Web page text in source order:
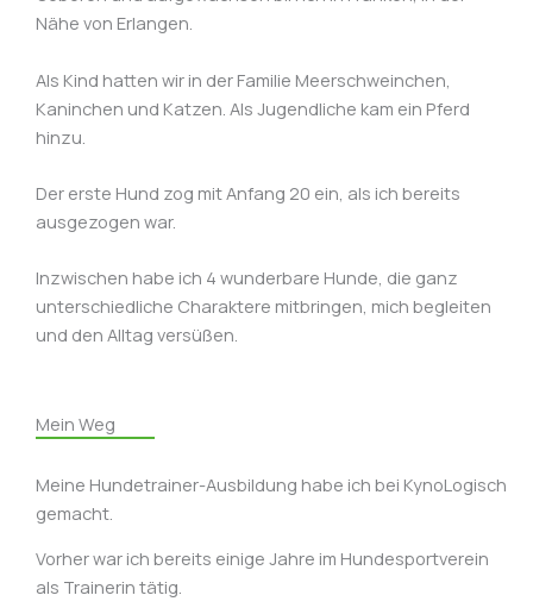
Nähe von Erlangen.
Als Kind hatten wir in der Familie Meerschweinchen,
Kaninchen und Katzen. Als Jugendliche kam ein Pferd
hinzu.
Der erste Hund zog mit Anfang 20 ein, als ich bereits
ausgezogen war.
Inzwischen habe ich 4 wunderbare Hunde, die ganz
unterschiedliche Charaktere mitbringen, mich begleiten
und den Alltag versüßen.
Mein Weg
Meine Hundetrainer-Ausbildung habe ich bei KynoLogisch
gemacht.
Vorher war ich bereits einige Jahre im Hundesportverein
als Trainerin tätig.